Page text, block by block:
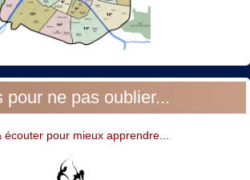
pour ne pas oublier...
écouter pour mieux apprendre...